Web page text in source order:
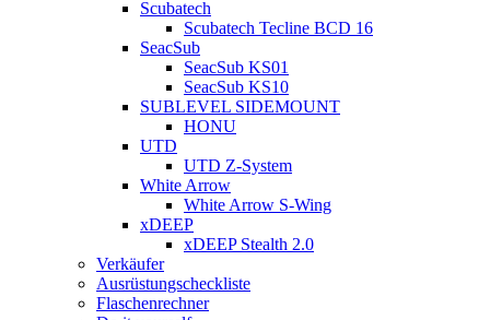
Scubatech
Scubatech Tecline BCD 16
SeacSub
SeacSub KS01
SeacSub KS10
SUBLEVEL SIDEMOUNT
HONU
UTD
UTD Z-System
White Arrow
White Arrow S-Wing
xDEEP
xDEEP Stealth 2.0
Verkäufer
Ausrüstungscheckliste
Flaschenrechner